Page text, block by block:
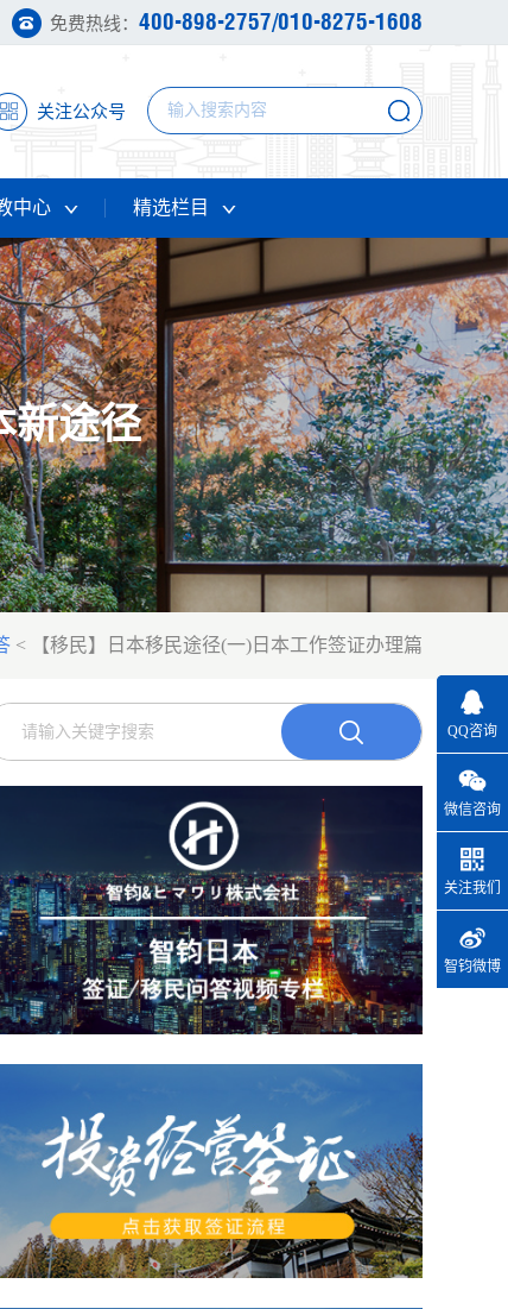
免费热线： 400-898-2757/010-8275-1608
关注公众号
中心 精选栏目
新途径
< 【移民】日本移民途径(一)日本工作签证办理篇
QQ咨询
微信咨询
关注我们
智钧微博